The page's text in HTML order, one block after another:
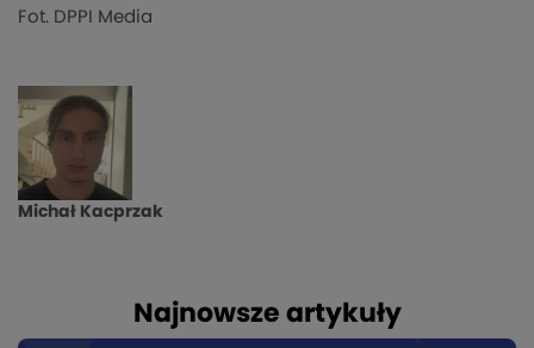
Fot. DPPI Media
Michał Kacprzak
Najnowsze artykuły